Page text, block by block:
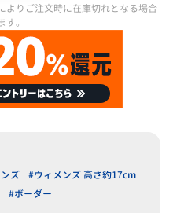
よりご注文時に在庫切れとなる場合
す。
ズ
#ウィメンズ 高さ約17cm
#ボーダー